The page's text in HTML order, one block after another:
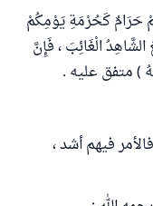
حَرَامٌ كَحُرْمَةِ يَوْمِكُمْ
الْغَائِبَ ، فَإِنَّ
) متفق عليه .
فيهم أشد ،